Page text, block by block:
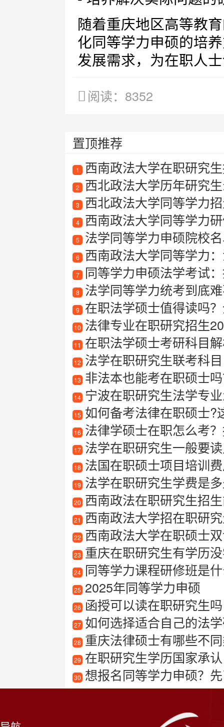
随着重庆地区高等教
化同等学力申硕的培
发展需求，为在职人
阅读：8352
置顶推荐
1 西南政法大学在职研究
2 西北政法大学历年研究
3 西北政法大学同等学力
4 西南政法大学同等学力
5 法学同等学力申硕院校
6 西南政法大学同等学力
7 同等学力申硕法学考试
8 法学同等学力统考到底难
9 在职法学硕士值得读吗
10 法律专业在职研究招生
11 在职法学硕士考研科目
12 法学在职研究生联考科目
13 非法本也能考在职硕士
14 宁波在职研究生法学专
15 如何备考法律在职硕士?
16 法律学硕士在职怎么考
17 法学在职研究生一般要
18 法国在职硕士项目培训费
19 法学在职研究生学费是
20 西南政法在职研究生招
21 西南政法大学招在职研
22 西南政法大学在职硕士
23 重庆在职研究生有学历
24 同等学力课程研修班是
25 2025年同等学力申硕
26 函授可以读在职研究生吗
27 如何选择适合自己的法
28 重庆法律硕士有哪些不同
29 在职研究生学历国家承认
30 想报名同等学力申硕？